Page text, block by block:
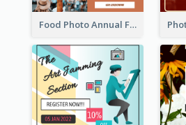
Food Photo Annual Food Fair Invitation Facebook Post